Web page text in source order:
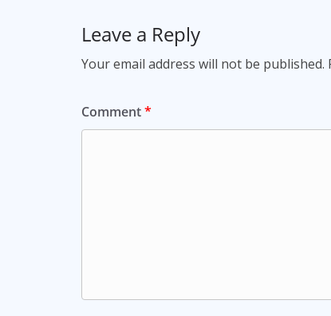
Leave a Reply
Your email address will not be published.
Comment*